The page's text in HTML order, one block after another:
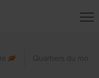
Quartiers du